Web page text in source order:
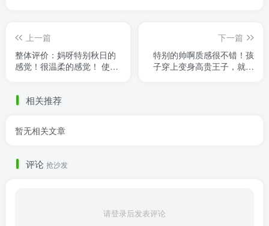
上一篇
整体评价：妈呀特别秋日的
感觉！很温柔的感觉！ 使用
接 ......
下一篇
特别的帅啊质感很不错！孩
子穿上变身高贵王子，就是
相关推荐
暂无相关文章
评论 抢沙发
请登录后发表评论